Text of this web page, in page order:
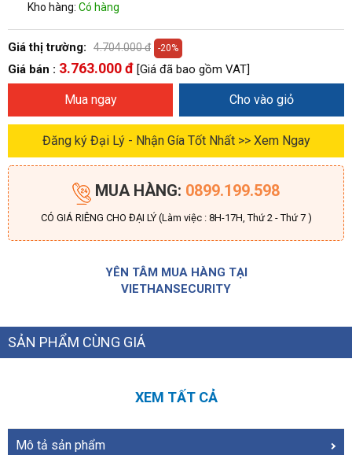
Kho hàng: Có hàng
Giá thị trường: 4.704.000 đ -20%
Giá bán : 3.763.000 đ [Giá đã bao gồm VAT]
Mua ngay Cho vào giỏ
Đăng ký Đại Lý - Nhận Gía Tốt Nhất >> Xem Ngay
MUA HÀNG: 0899.199.598
CÓ GIÁ RIÊNG CHO ĐẠI LÝ (Làm việc : 8H-17H, Thứ 2 - Thứ 7 )
YÊN TÂM MUA HÀNG TẠI
VIETHANSECURITY
SẢN PHẨM CÙNG GIÁ
XEM TẤT CẢ
Mô tả sản phẩm